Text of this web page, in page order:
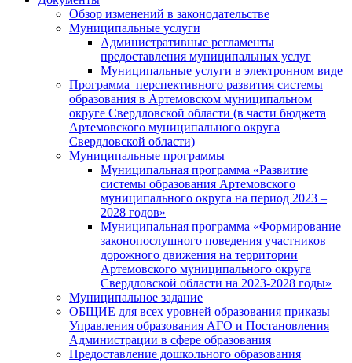
Обзор изменений в законодательстве
Муниципальные услуги
Административные регламенты
предоставления муниципальных услуг
Муниципальные услуги в электронном виде
Программа перспективного развития системы
образования в Артемовском муниципальном
округе Свердловской области (в части бюджета
Артемовского муниципального округа
Свердловской области)
Муниципальные программы
Муниципальная программа «Развитие
системы образования Артемовского
муниципального округа на период 2023 –
2028 годов»
Муниципальная программа «Формирование
законопослушного поведения участников
дорожного движения на территории
Артемовского муниципального округа
Свердловской области на 2023-2028 годы»
Муниципальное задание
ОБЩИЕ для всех уровней образования приказы
Управления образования АГО и Постановления
Администрации в сфере образования
Предоставление дошкольного образования